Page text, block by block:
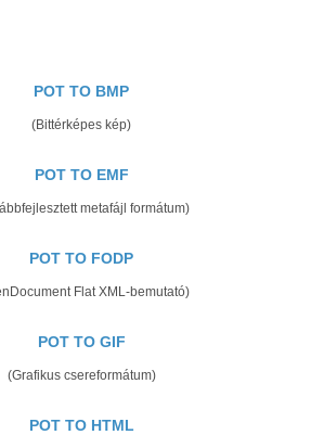
POT TO BMP
(Bittérképes kép)
POT TO EMF
metafájl formátum)
POT TO FODP
Flat XML-bemutató)
POT TO GIF
(Grafikus csereformátum)
POT TO HTML